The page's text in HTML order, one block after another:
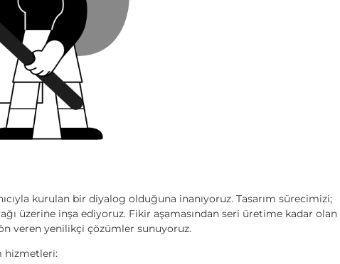
kurulan bir diyalog olduğuna inanıyoruz. Tasarım sürecimizi;
üzerine inşa ediyoruz. Fikir aşamasından seri üretime kadar olan
veren yenilikçi çözümler sunuyoruz.
hizmetleri: